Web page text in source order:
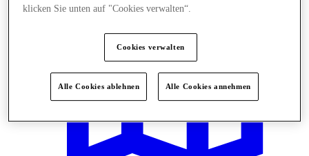
klicken Sie unten auf "Cookies verwalten“.
Cookies verwalten
Alle Cookies ablehnen Alle Cookies annehmen